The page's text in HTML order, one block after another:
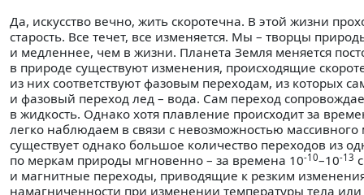
Да, искусство вечно, жить скоротечна. В этой жизни
старость. Все течет, все изменяется. Мы – творцы
и медленнее, чем в жизни. Планета Земля меняется
в природе существуют изменения, происходящие
из них соответствуют фазовым переходам, из которых
и фазовый переход лед – вода. Сам переход
в жидкость. Однако хотя плавление происходит за
легко наблюдаем в связи с невозможностью
существует однако большое количество переходов из
по меркам природы мгновенно – за времена 10-10–10-13
и магнитные переходы, приводящие к резким
намагниченности при изменении температуры тела